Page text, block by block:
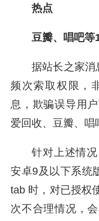
热点
豆瓣、唱吧等
据站长之家消
频次索取权限，
息，欺骗误导用
爱回收、豆瓣、唱
针对上述情
安卓9及以下系统
tab 时，对已授权
次不合理情况，